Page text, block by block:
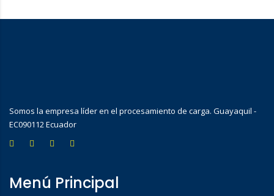
Somos la empresa líder en el procesamiento de carga. Guayaquil -
EC090112 Ecuador
Menú Principal